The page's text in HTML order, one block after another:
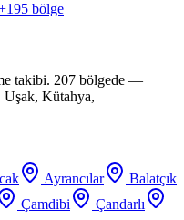
195 bölge
takibi. 207 bölgede —
Kütahya,
Ayrancılar
Balatçık
Çamdibi
Çandarlı